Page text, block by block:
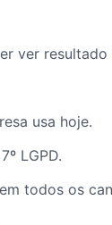
ver
usa hoje.
LGPD.
todos os